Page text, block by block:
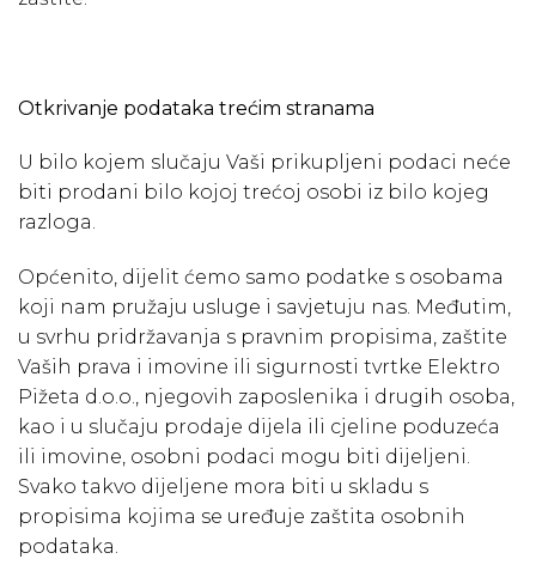
Otkrivanje podataka trećim stranama
U bilo kojem slučaju Vaši prikupljeni podaci neće
biti prodani bilo kojoj trećoj osobi iz bilo kojeg
razloga.
Općenito, dijelit ćemo samo podatke s osobama
koji nam pružaju usluge i savjetuju nas. Međutim,
u svrhu pridržavanja s pravnim propisima, zaštite
Vaših prava i imovine ili sigurnosti tvrtke Elektro
Pižeta d.o.o., njegovih zaposlenika i drugih osoba,
kao i u slučaju prodaje dijela ili cjeline poduzeća
ili imovine, osobni podaci mogu biti dijeljeni.
Svako takvo dijeljene mora biti u skladu s
propisima kojima se uređuje zaštita osobnih
podataka.